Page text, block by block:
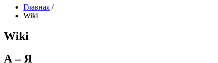
Главная /
Wiki
Wiki
А – Я